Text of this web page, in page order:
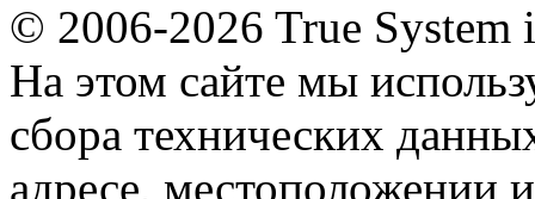
© 2006-2026 True System
На этом сайте мы
сбора технических
адресе, местоположении